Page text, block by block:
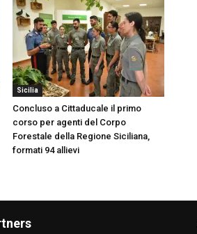
Sicilia
Concluso a Cittaducale il primo
corso per agenti del Corpo
Forestale della Regione Siciliana,
formati 94 allievi